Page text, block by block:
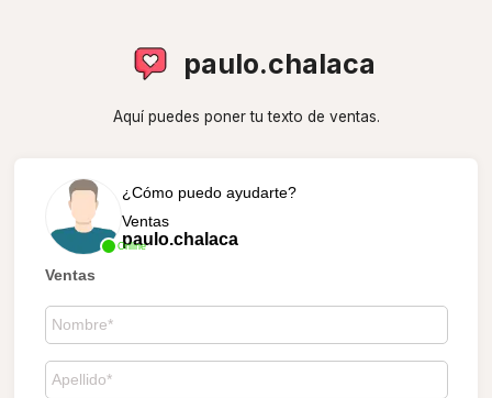
paulo.chalaca
Aquí puedes poner tu texto de ventas.
Online
¿Cómo puedo ayudarte?
Ventas
paulo.chalaca
Ventas